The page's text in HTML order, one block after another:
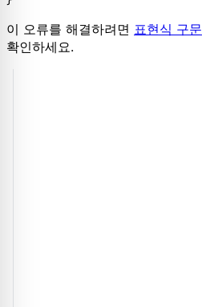
이 오류를 해결하려면 표현식 구문
확인하세요.